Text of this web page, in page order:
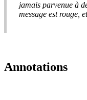
jamais parvenue à
message est rouge et
Annotations